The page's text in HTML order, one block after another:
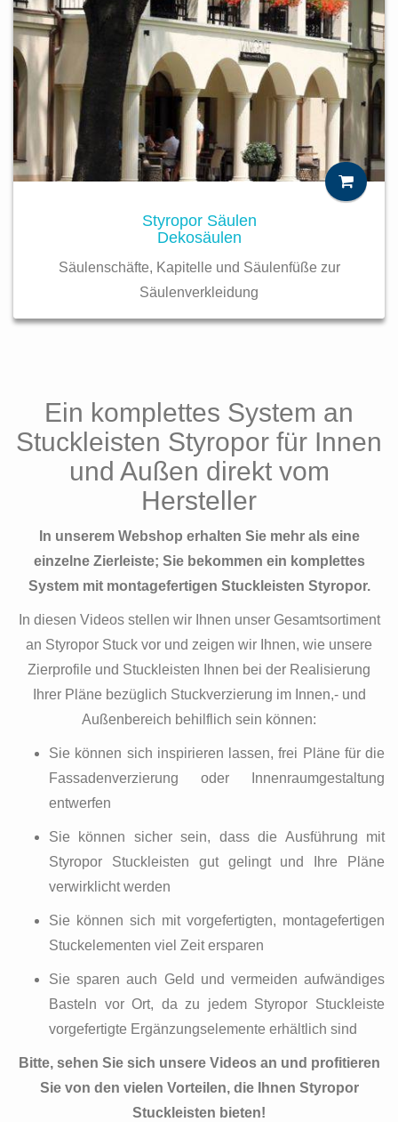
Styropor Säulen
Dekosäulen
Säulenschäfte, Kapitelle und Säulenfüße zur
Säulenverkleidung
Ein komplettes System an
Stuckleisten Styropor für Innen
und Außen direkt vom
Hersteller
In unserem Webshop erhalten Sie mehr als eine
einzelne Zierleiste; Sie bekommen ein komplettes
System mit montagefertigen Stuckleisten Styropor.
In diesen Videos stellen wir Ihnen unser Gesamtsortiment
an Styropor Stuck vor und zeigen wir Ihnen, wie unsere
Zierprofile und Stuckleisten Ihnen bei der Realisierung
Ihrer Pläne bezüglich Stuckverzierung im Innen,- und
Außenbereich behilflich sein können:
Sie können sich inspirieren lassen, frei Pläne für die
Fassadenverzierung oder Innenraumgestaltung
entwerfen
Sie können sicher sein, dass die Ausführung mit
Styropor Stuckleisten gut gelingt und Ihre Pläne
verwirklicht werden
Sie können sich mit vorgefertigten, montagefertigen
Stuckelementen viel Zeit ersparen
Sie sparen auch Geld und vermeiden aufwändiges
Basteln vor Ort, da zu jedem Styropor Stuckleiste
vorgefertigte Ergänzungselemente erhältlich sind
Bitte, sehen Sie sich unsere Videos an und profitieren
Sie von den vielen Vorteilen, die Ihnen Styropor
Stuckleisten bieten!